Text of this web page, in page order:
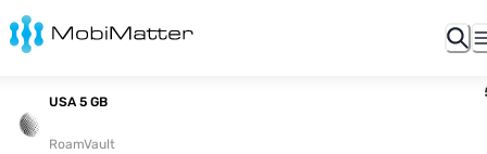
USA 5 GB
RoamVault